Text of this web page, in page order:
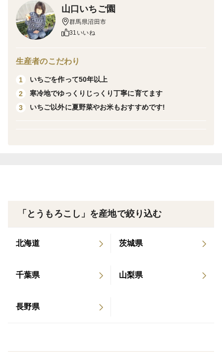
《ドルチェドリーム》
高い糖度とフルーティーなみずみずしい食感大人気のバ
イカラーとうもろこし
一番甘味のある早朝に収穫し、箱詰め次第発送いたしま
▼栽培/生産方法、こだわり
昼夜の温度差で美味しいトウモロコシが採れます。
ぜひ食べてみてください😃
山口いちご園
群馬県沼田市
31いいね
生産者のこだわり
1
いちごを作って50年以上
2
寒冷地でゆっくりじっくり丁寧に育てます
3
いちご以外に夏野菜やお米もおすすめです!
「とうもろこし」を産地で絞り込む
北海道 茨城県
千葉県 山梨県
長野県